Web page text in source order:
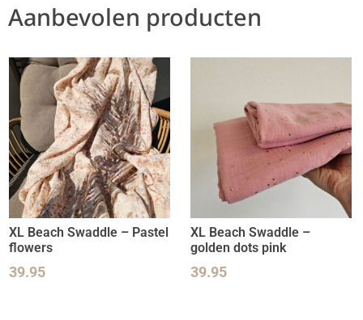
Aanbevolen producten
XL Beach Swaddle – Pastel
flowers
39.95
XL Beach Swaddle –
golden dots pink
39.95